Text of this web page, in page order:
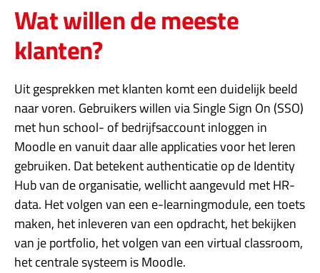
Wat willen de meeste
klanten?
Uit gesprekken met klanten komt een duidelijk beeld
naar voren. Gebruikers willen via Single Sign On (SSO)
met hun school- of bedrijfsaccount inloggen in
Moodle en vanuit daar alle applicaties voor het leren
gebruiken. Dat betekent authenticatie op de Identity
Hub van de organisatie, wellicht aangevuld met HR-
data. Het volgen van een e-learningmodule, een toets
maken, het inleveren van een opdracht, het bekijken
van je portfolio, het volgen van een virtual classroom,
het centrale systeem is Moodle.